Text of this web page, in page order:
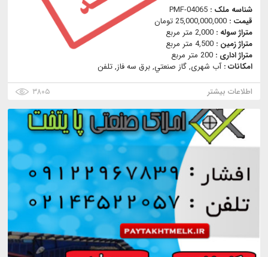
شناسه ملک : PMF-04065
قیمت : 25,000,000,000 تومان
متراژ سوله : 2,000 متر مربع
متراژ زمین : 4,500 متر مربع
متراژ اداری : 200 متر مربع
امکانات :آب شهری, گاز صنعتي, برق سه فاز, تلفن
اطلاعات بیشتر
۳۸۰۵